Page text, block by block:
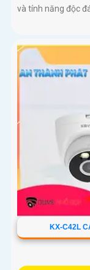
và tính năng độc
KX-C42L